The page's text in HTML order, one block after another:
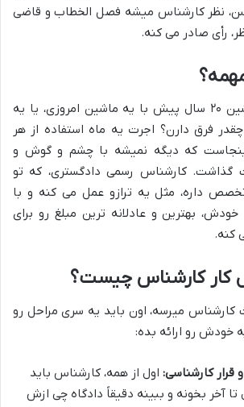
نظر کارشناس میشه فصل الخطاب و قاضی
رأی صادر می کنه.
فکرشو بکنید، یه ماشین ۲۰ سال پیش با یه ماشین امروزی، یا یه
چقدر فرق دارن؟ اجرت یه ماه استفاده از هر
که دیگه نمیشه با چشم و گوش و
کارشناس رسمی دادگستری، که تو
داره، مثل یه ترازو عمل می کنه و با
بهترین و عادلانه ترین مبلغ رو برای
کنه.
کار کارشناس چیست؟
کارشناس میرسه، اون باید یه سری مراحل رو
خودش رو ارائه بده:
قرار کارشناسی: اول از همه، کارشناس باید
تا آخر بخونه و ببینه دقیقاً دادگاه چی ازش